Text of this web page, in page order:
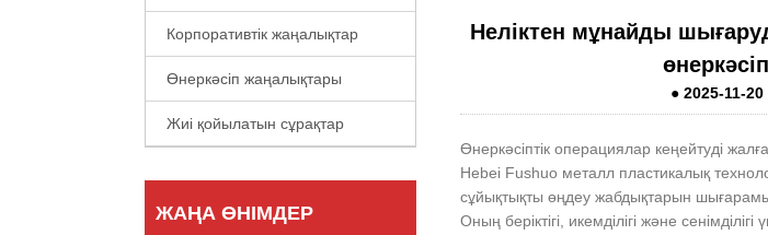
Корпоративтік жаңалықтар
Өнеркәсіп жаңалықтары
Жиі қойылатын сұрақтар
ЖАҢА ӨНІМДЕР
Неліктен мұнайды
●2025-11-20
Өнеркәсіптік операциялар кеңейтуді
Hebei Fushuo металл пластикалық
сұйықтықты өңдеу жабдықтарын
Оның беріктігі, икемділігі және